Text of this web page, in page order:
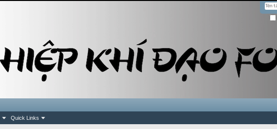
Quick Links